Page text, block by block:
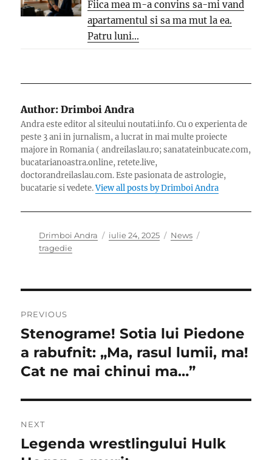
Fiica mea m-a convins sa-mi vand
apartamentul si sa ma mut la ea.
Patru luni...
Author: Drimboi Andra
Andra este editor al siteului noutati.info. Cu o experienta de
peste 3 ani in jurnalism, a lucrat in mai multe proiecte
majore in Romania ( andreilaslau.ro; sanatateinbucate.com,
bucatarianoastra.online, retete.live,
doctorandreilaslau.com. Este pasionata de astrologie,
bucatarie si vedete.View all posts by Drimboi Andra
Author
Drimboi Andra
Posted
iulie 24, 2025 Categories
News
tragedie
în
articole
PREVIOUS
Previous
post:
Stenograme! Sotia lui Piedone
a rabufnit: „Ma, rasul lumii, ma!
Cat ne mai chinui ma…”
NEXT
Next
Legenda wrestlingului Hulk